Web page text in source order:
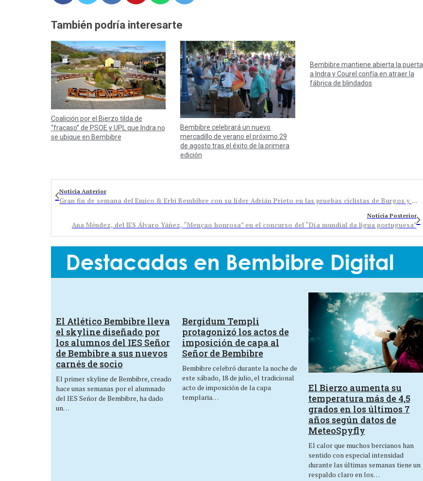
También podría interesarte
Coalición por el Bierzo tilda de
“fracaso” de PSOE y UPL que Indra no
se ubique en Bembibre
Bembibre celebrará un nuevo
mercadillo de verano el próximo 29
de agosto tras el éxito de la primera
edición
Bembibre mantiene abierta la puerta
a Indra y Courel confía en atraer la
fábrica de blindados
Noticia Anterior
Gran fin de semana del Emico & Erbi Bembibre con su líder Adrián Prieto en las pruebas ciclistas de Burgos y Valladolid
Noticia Posterior
Ana Méndez, del IES Álvaro Yáñez, “Mençao honrosa” en el concurso del “Día mundial da ligua portuguesa”
El Atlético Bembibre lleva
el skyline diseñado por
los alumnos del IES Señor
de Bembibre a sus nuevos
carnés de socio
El primer skyline de Bembibre, creado
hace unas semanas por el alumnado
del IES Señor de Bembibre, ha dado
un…
Bergidum Templi
protagonizó los actos de
imposición de capa al
Señor de Bembibre
Bembibre celebró durante la noche de
este sábado, 18 de julio, el tradicional
acto de imposición de la capa
templaria…
El Bierzo aumenta su
temperatura más de 4,5
grados en los últimos 7
años según datos de
MeteoSpyfly
El calor que muchos bercianos han
sentido con especial intensidad
durante las últimas semanas tiene un
respaldo claro en los…